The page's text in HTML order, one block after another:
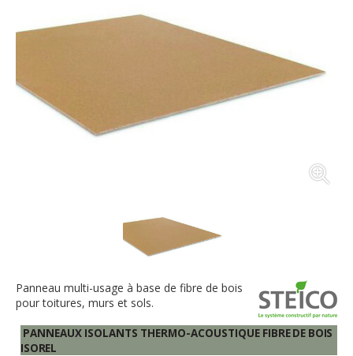
PANNEAU
PARQUET
MENUISERIE
Panneau multi-usage à base de fibre de bois
pour toitures, murs et sols.
PANNEAUX ISOLANTS THERMO-ACOUSTIQUE FIBREDE BOIS
ISOREL